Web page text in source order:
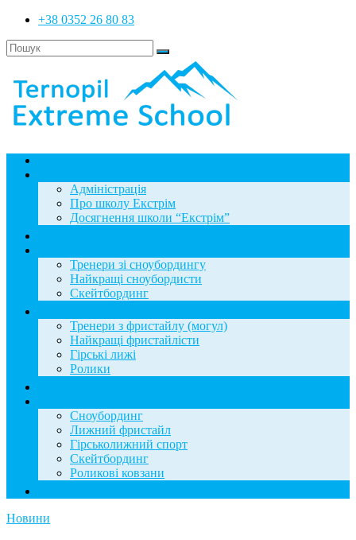
+38 0352 26 80 83
Адміністрація
Про школу Екстрім
Досягнення школи “Екстрім”
Тренери зі сноубордингу
Найкращі сноубордисти
Скейтбординг
Тренери з фристайлу (могул)
Найкращі фристайлісти
Гірські лижі
Ролики
Сноубординг
Лижний фристайл
Гірськолижний спорт
Скейтбординг
Роликові ковзани
Новини